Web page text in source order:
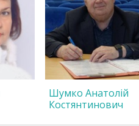
Шумко Анатолій
Костянтинович